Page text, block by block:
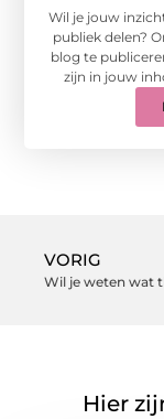
Wil je jouw
publiek delen?
blog te
zijn in jouw
VORIG
Hier